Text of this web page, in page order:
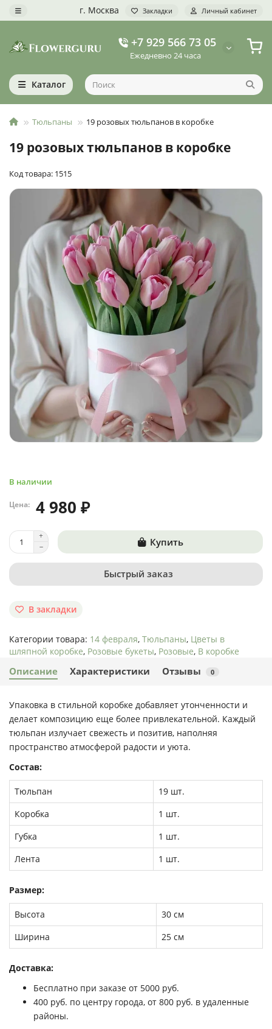
г. Москва Закладки Личный кабинет
+7 929 566 73 05
Ежедневно 24 часа
Каталог
Тюльпаны 19 розовых тюльпанов в коробке
19 розовых тюльпанов в коробке
Код товара: 1515
В наличии
Цена: 4 980 ₽
Купить
Быстрый заказ
В закладки
Категории товара: 14 февраля, Тюльпаны, Цветы в
шляпной коробке, Розовые букеты, Розовые, В коробке
Описание Характеристики Отзывы 0
Упаковка в стильной коробке добавляет утонченности и
делает композицию еще более привлекательной. Каждый
тюльпан излучает свежесть и позитив, наполняя
пространство атмосферой радости и уюта.
Состав:
Тюльпан
19 шт.
Коробка
1 шт.
Губка
1 шт.
Лента
1 шт.
Размер:
Высота
30 см
Ширина
25 см
Доставка:
Бесплатно при заказе от 5000 руб.
400 руб. по центру города, от 800 руб. в удаленные
районы.